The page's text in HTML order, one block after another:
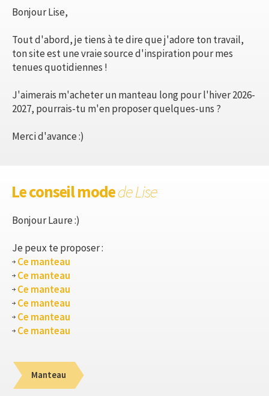
Bonjour Lise,
Tout d'abord, je tiens à te dire que j'adore ton travail,
ton site est une vraie source d'inspiration pour mes
tenues quotidiennes !
J'aimerais m'acheter un manteau long pour l'hiver 2026-
2027, pourrais-tu m'en proposer quelques-uns ?
Merci d'avance :)
Le conseil modede Lise
Bonjour Laure :)
Je peux te proposer :
Ce manteau
Ce manteau
Ce manteau
Ce manteau
Ce manteau
Ce manteau
Manteau